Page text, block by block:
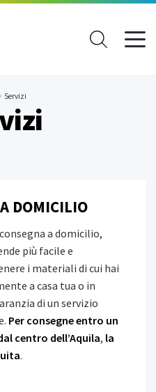
Servizi
DOMICILIO
a domicilio,
più facile e
i materiali di cui hai
a casa tua o in
di un servizio
Per consegneentro un
centro dell’Aquila, la
.